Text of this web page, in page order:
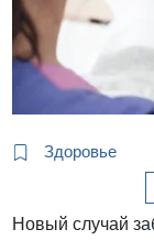
Здоровье
Новый случай